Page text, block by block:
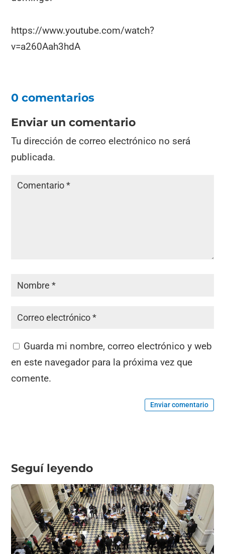
https://www.youtube.com/watch?
v=a260Aah3hdA
0 comentarios
Enviar un comentario
Tu dirección de correo electrónico no será
publicada.
Guarda mi nombre, correo electrónico y web
en este navegador para la próxima vez que
comente.
Enviar comentario
Seguí leyendo